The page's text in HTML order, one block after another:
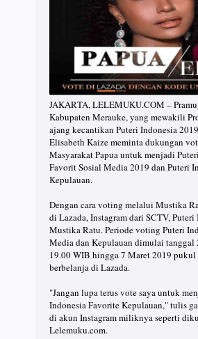
JAKARTA, LELEMUKU.COM –
Kabupaten Merauke, yang mewakili
ajang kecantikan Puteri Indonesia
Elisabeth Kaize meminta dukungan
Masyarakat Papua untuk menjadi
Favorit Sosial Media 2019 dan Puteri
Kepulauan.
Dengan cara voting melalui Mustika
di Lazada, Instagram dari SCTV, Puteri
Mustika Ratu. Periode voting Puteri
Media dan Kepulauan dimulai tanggal
19.00 WIB hingga 7 Maret 2019 pukul
berbelanja di Lazada.
"Jangan lupa terus vote saya untuk
Indonesia Favorite Kepulauan," tulis
di akun Instagram miliknya seperti
Lelemuku.com.